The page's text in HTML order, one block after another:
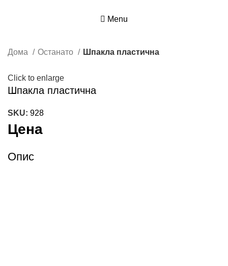
Menu
Дома Останато Шпакла пластична
Click to enlarge
Шпакла пластична
SKU: 928
Цена
Опис